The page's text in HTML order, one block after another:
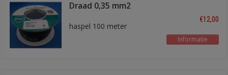
Draad 0,35 mm2
haspel 100 meter
€12,00
Informatie